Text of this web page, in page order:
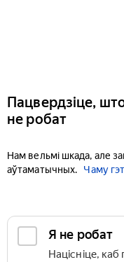
Пацвердзіце,
не робат
Нам вельмі шкада, але
аўтаматычных.
Чаму
Я не робат
Націсніце,